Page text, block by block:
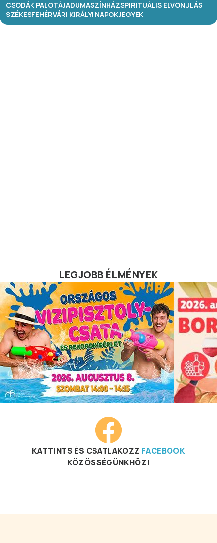
CSODÁK PALOTÁJADUMASZÍNHÁZSPIRITUÁLIS ELVONULÁS
SZÉKESFEHÉRVÁRI KIRÁLYI NAPOKJEGYEK
LEGJOBB ÉLMÉNYEK
KATTINTS ÉS CSATLAKOZZ FACEBOOK
KÖZÖSSÉGÜNKHÖZ!